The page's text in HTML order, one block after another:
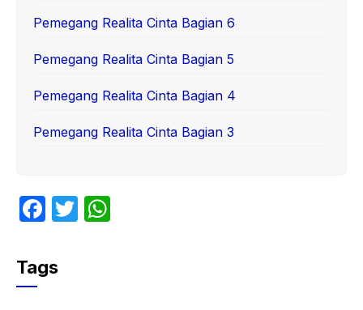
Pemegang Realita Cinta Bagian 6
Pemegang Realita Cinta Bagian 5
Pemegang Realita Cinta Bagian 4
Pemegang Realita Cinta Bagian 3
F
c
e
T
Tags